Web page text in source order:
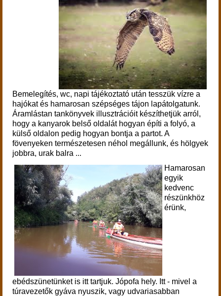
Bemelegítés, wc, napi tájékoztató után tesszük vízre a
hajókat és hamarosan szépséges tájon lapátolgatunk.
Áramlástan tankönyvek illusztrációit készíthetjük arról,
hogy a kanyarok belső oldalát hogyan építi a folyó, a
külső oldalon pedig hogyan bontja a partot. A
fövenyeken természetesen néhol megállunk, és hölgyek
jobbra, urak balra ...
Hamarosan
egyik
kedvenc
részünkhöz
érünk,
ebédszünetünket is itt tartjuk. Jópofa hely. Itt - mivel a
túravezetők gyáva nyuszik, vagy udvariasabban